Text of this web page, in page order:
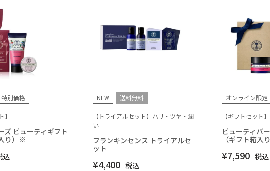
特別価格
】
ズ ビューティギフト
り）※
込
NEW 送料無料
【トライアルセット】ハリ・ツヤ・潤
い
フランキンセンス トライアルセ
ット
¥4,400 税込
オンライン限定
【ギフトセット】
ビューティバ
（ギフト箱入
¥7,590 税込